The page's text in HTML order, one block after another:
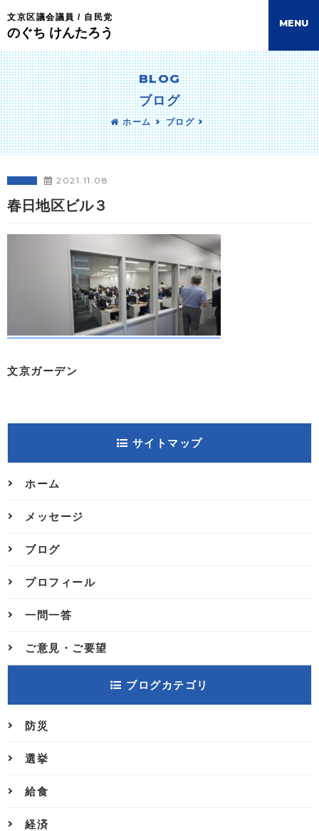
文京区議会議員 / 自民党
のぐち けんたろう
MENU
BLOG
ブログ
ホーム ブログ
2021.11.08
春日地区ビル３
文京ガーデン
サイトマップ
ホーム
メッセージ
ブログ
プロフィール
一問一答
ご意見・ご要望
ブログカテゴリ
防災
選挙
給食
経済